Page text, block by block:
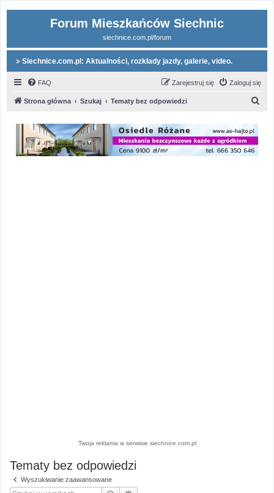
Forum Mieszkańców Siechnic
siechnice.com.pl/forum
Siechnice.com.pl: Aktualności, rozkłady jazdy, galerie, video.
FAQ Zaloguj się
Zarejestruj się
Strona główna Szukaj Tematy bez odpowiedzi
Twoja reklama w serwisie siechnice.com.pl
Tematy bez odpowiedzi
Wyszukiwanie zaawansowane